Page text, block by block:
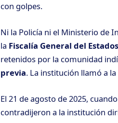
con golpes.
Ni la Policía ni el Ministerio de
la Fiscalía General del Estados
retenidos por la comunidad
previa. La institución llamó a
El 21 de agosto de 2025,
contradijeron a la institución